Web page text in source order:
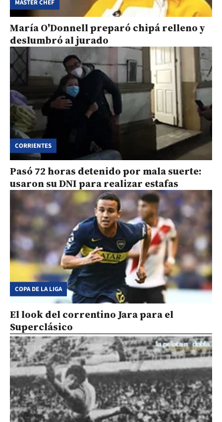
MASTER CHEF
María O'Donnell preparó chipá relleno y
deslumbró al jurado
CORRIENTES
Pasó 72 horas detenido por mala suerte:
usaron su DNI para realizar estafas
COPA DE LA LIGA
El look del correntino Jara para el
Superclásico